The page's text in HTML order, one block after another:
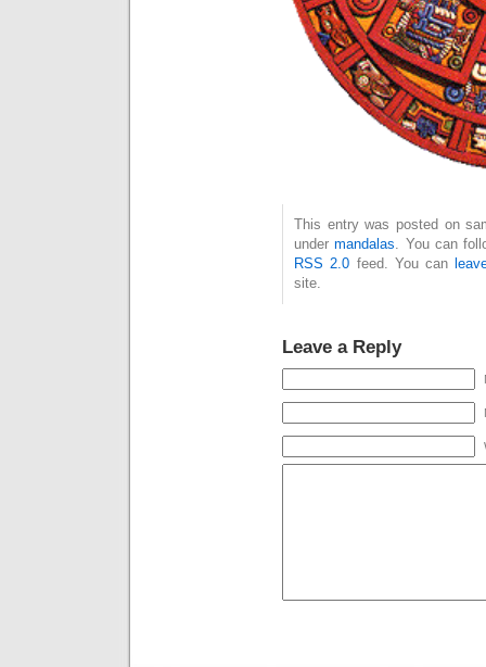
This entry was posted on
undermandalas. You can
RSS 2.0 feed. You can
site.
Leave a Reply